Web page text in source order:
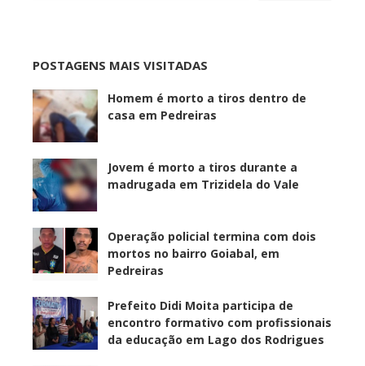
POSTAGENS MAIS VISITADAS
Homem é morto a tiros dentro de
casa em Pedreiras
Jovem é morto a tiros durante a
madrugada em Trizidela do Vale
Operação policial termina com dois
mortos no bairro Goiabal, em
Pedreiras
Prefeito Didi Moita participa de
encontro formativo com profissionais
da educação em Lago dos Rodrigues